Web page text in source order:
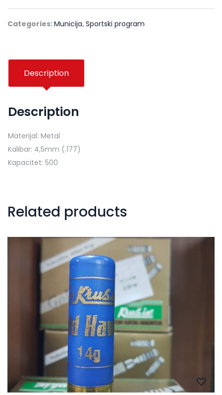
Categories:Municija,Sportski program
Description
Description
Materijal: Metal
Kalibar: 4,5mm (.177)
Kapacitet: 500
Related products